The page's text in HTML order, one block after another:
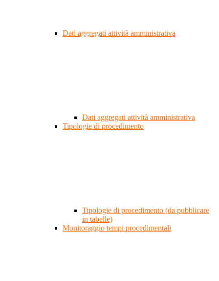
Dati aggregati attività amministrativa
Dati aggregati attività amministrativa
Tipologie di procedimento
Tipologie di procedimento (da pubblicare
in tabelle)
Monitoraggio tempi procedimentali